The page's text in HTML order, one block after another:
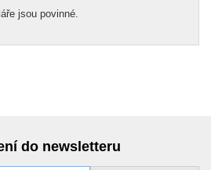
jsou povinné.
do newsletteru